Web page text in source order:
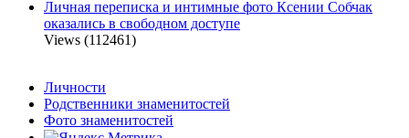
Личная переписка и интимные фото Ксении Собчак
оказались в свободном доступе
Views (112461)
Личности
Родственники знаменитостей
Фото знаменитостей